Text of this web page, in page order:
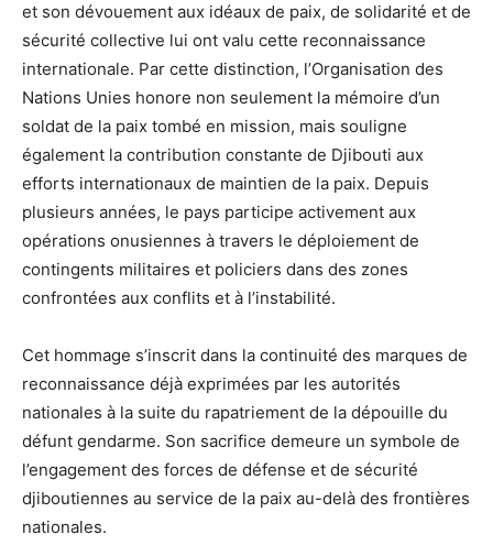
et son dévouement aux idéaux de paix, de solidarité et de
sécurité collective lui ont valu cette reconnaissance
internationale. Par cette distinction, l’Organisation des
Nations Unies honore non seulement la mémoire d’un
soldat de la paix tombé en mission, mais souligne
également la contribution constante de Djibouti aux
efforts internationaux de maintien de la paix. Depuis
plusieurs années, le pays participe activement aux
opérations onusiennes à travers le déploiement de
contingents militaires et policiers dans des zones
confrontées aux conflits et à l’instabilité.
Cet hommage s’inscrit dans la continuité des marques de
reconnaissance déjà exprimées par les autorités
nationales à la suite du rapatriement de la dépouille du
défunt gendarme. Son sacrifice demeure un symbole de
l’engagement des forces de défense et de sécurité
djiboutiennes au service de la paix au-delà des frontières
nationales.